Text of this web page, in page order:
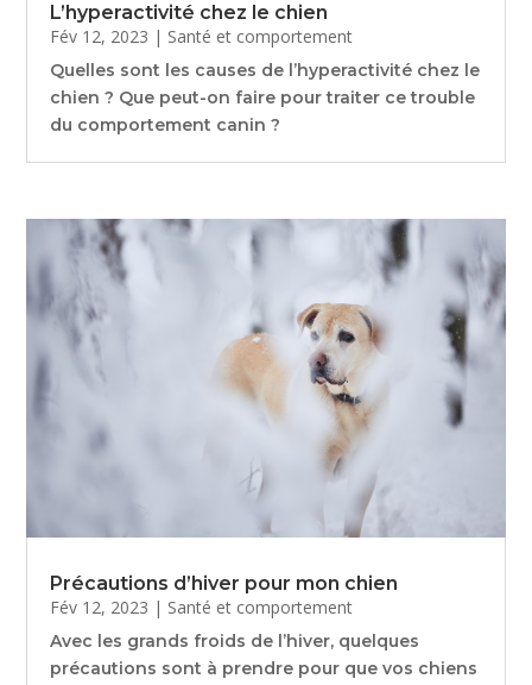
L’hyperactivité chez le chien
Fév 12, 2023 | Santé et comportement
Quelles sont les causes de l’hyperactivité chez le
chien ? Que peut-on faire pour traiter ce trouble
du comportement canin ?
Précautions d’hiver pour mon chien
Fév 12, 2023 | Santé et comportement
Avec les grands froids de l’hiver, quelques
précautions sont à prendre pour que vos chiens